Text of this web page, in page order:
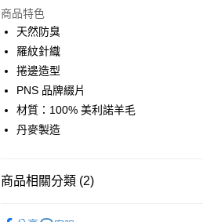
Google Pay
運送方式
全家店到店
每筆NT$80，滿NT$10,000(含以上)免運費
每筆NT$80，滿NT$10,000(含以上)免運費
商品特色
天然防臭
羅紋針織
捲邊造型
PNS 品牌綴片
材質：100% 美利諾羊毛
丹麥製造
商品相關分類 (2)